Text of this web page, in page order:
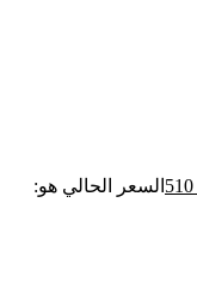
510 السعر الحالي هو: